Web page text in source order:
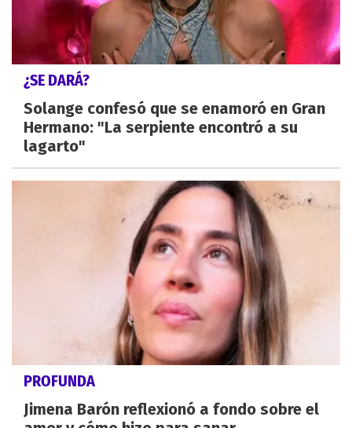
¿SE DARÁ?
Solange confesó que se enamoró en Gran
Hermano: "La serpiente encontró a su
lagarto"
PROFUNDA
Jimena Barón reflexionó a fondo sobre el